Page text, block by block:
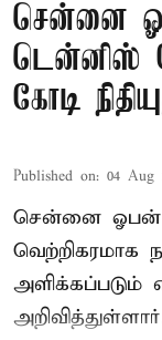
சென்னை
டென்னிஸ்
கோடி
Published on: 04 Aug
சென்னை ஓபன்
வெற்றிகரமாக
அளிக்கப்படும்